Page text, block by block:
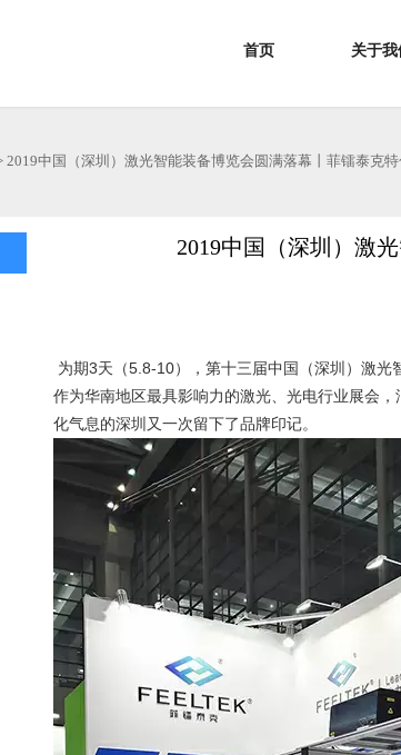
首页 关于我
2019中国（深圳）激光智能装备博览会圆满落幕丨菲镭泰克
2019中国（深圳）激
为期3天（5.8-10），第十三届中国（深圳）激光
作为华南地区最具影响力的激光、光电行业展会
化气息的深圳又一次留下了品牌印记。